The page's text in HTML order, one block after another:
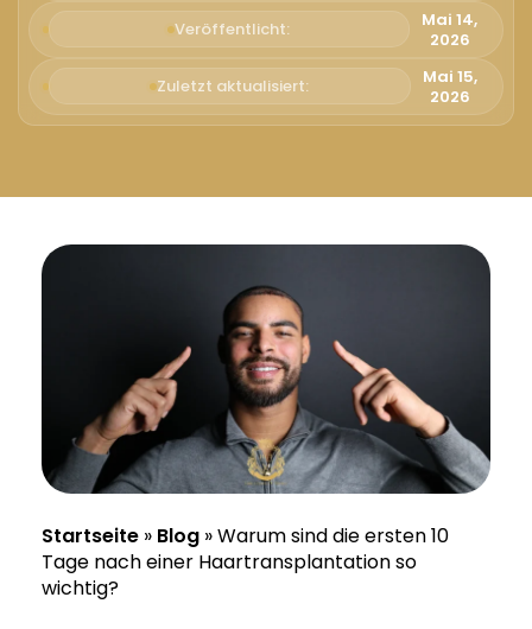
Русский
Български
Veröffentlicht:
Mai 14,
2026
Zuletzt aktualisiert:
Mai 15,
2026
Startseite » Blog »Warum sind die ersten 10
Tage nach einer Haartransplantation so
wichtig?